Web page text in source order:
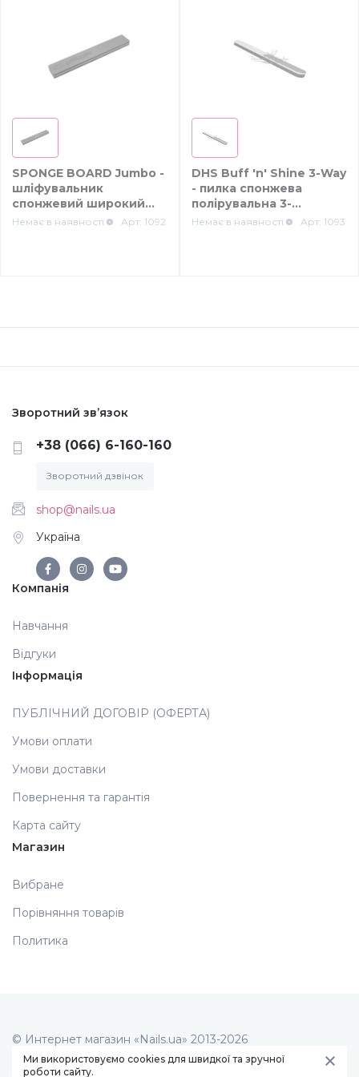
SPONGE BOARD Jumbo -
шліфувальник
спонжевий широкий
синій 240/240
Немає в наявності Арт: 1092
DHS Buff 'n' Shine 3-Way
- пилка спонжева
полірувальна 3-
стороння
Немає в наявності Арт: 1093
Зворотний зв’язок
+38 (066) 6-160-160
Зворотний дзвінок
shop@nails.ua
Україна
Компанія
Навчання
Відгуки
Інформація
ПУБЛІЧНИЙ ДОГОВІР (ОФЕРТА)
Умови оплати
Умови доставки
Повернення та гарантія
Карта сайту
Магазин
Вибране
Порівняння товарів
Политика
© Интернет магазин «Nails.ua» 2013-2026
Створення сайту -art studio
Ми використовуємо cookies для швидкої та зручної
роботи сайту.